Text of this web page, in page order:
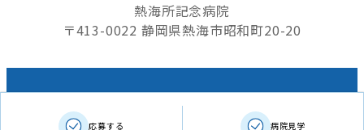
熱海所記念病院
〒413-0022 静岡県熱海市昭和町20-20
Copyright © 2016 ATAMI TOKORO MEMORIAL
応募する 病院見学